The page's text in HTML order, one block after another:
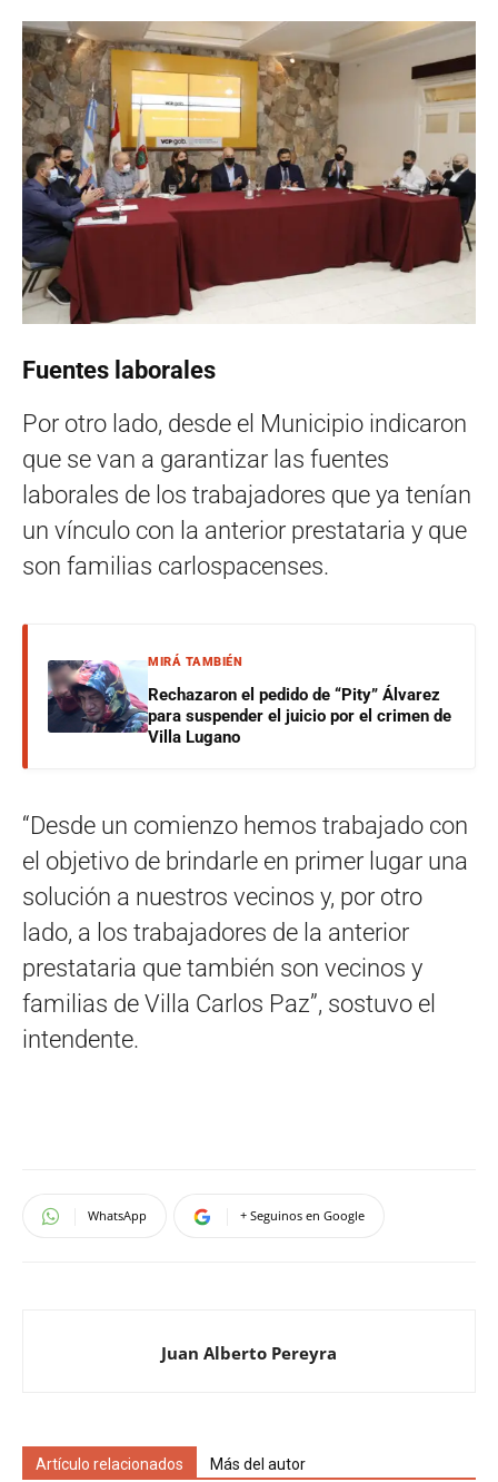
Fuentes laborales
Por otro lado, desde el Municipio indicaron
que se van a garantizar las fuentes
laborales de los trabajadores que ya tenían
un vínculo con la anterior prestataria y que
son familias carlospacenses.
MIRÁ TAMBIÉN
Rechazaron el pedido de “Pity” Álvarez
para suspender el juicio por el crimen de
Villa Lugano
“Desde un comienzo hemos trabajado con
el objetivo de brindarle en primer lugar una
solución a nuestros vecinos y, por otro
lado, a los trabajadores de la anterior
prestataria que también son vecinos y
familias de Villa Carlos Paz”, sostuvo el
intendente.
WhatsApp + Seguinos en Google
Juan Alberto Pereyra
Artículo relacionados Más del autor